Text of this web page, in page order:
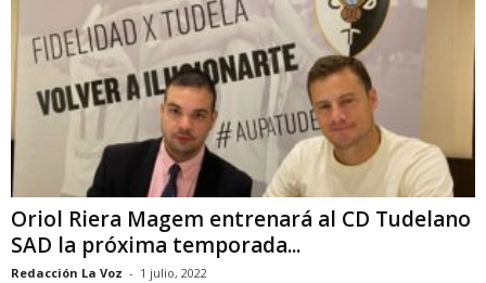
Oriol Riera Magem entrenará al CD Tudelano
SAD la próxima temporada...
Redacción La Voz - 1 julio, 2022